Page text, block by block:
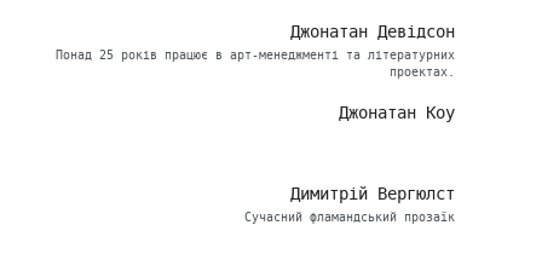
Джонатан Девідсон
Понад 25 років працює в арт-менеджменті та літературних
проектах.
Джонатан Коу
Димитрій Вергюлст
Сучасний фламандський прозаїк